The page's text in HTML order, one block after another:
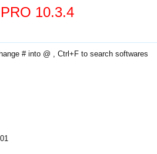
10.3.4
# into @ , Ctrl+F to search softwares